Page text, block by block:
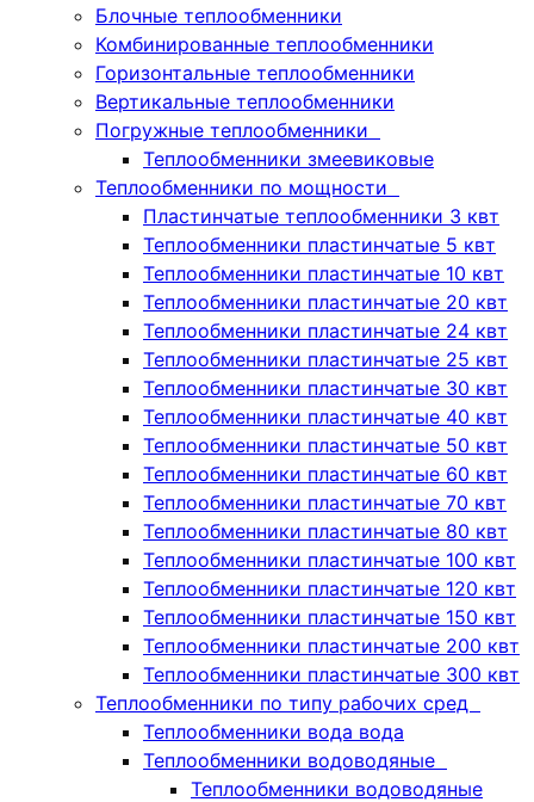
Блочные теплообменники
Комбинированные теплообменники
Горизонтальные теплообменники
Вертикальные теплообменники
Погружные теплообменники
Теплообменники змеевиковые
Теплообменники по мощности
Пластинчатые теплообменники 3 квт
Теплообменники пластинчатые 5 квт
Теплообменники пластинчатые 10 квт
Теплообменники пластинчатые 20 квт
Теплообменники пластинчатые 24 квт
Теплообменники пластинчатые 25 квт
Теплообменники пластинчатые 30 квт
Теплообменники пластинчатые 40 квт
Теплообменники пластинчатые 50 квт
Теплообменники пластинчатые 60 квт
Теплообменники пластинчатые 70 квт
Теплообменники пластинчатые 80 квт
Теплообменники пластинчатые 100 квт
Теплообменники пластинчатые 120 квт
Теплообменники пластинчатые 150 квт
Теплообменники пластинчатые 200 квт
Теплообменники пластинчатые 300 квт
Теплообменники по типу рабочих сред
Теплообменники вода вода
Теплообменники водоводяные
Теплообменники водоводяные